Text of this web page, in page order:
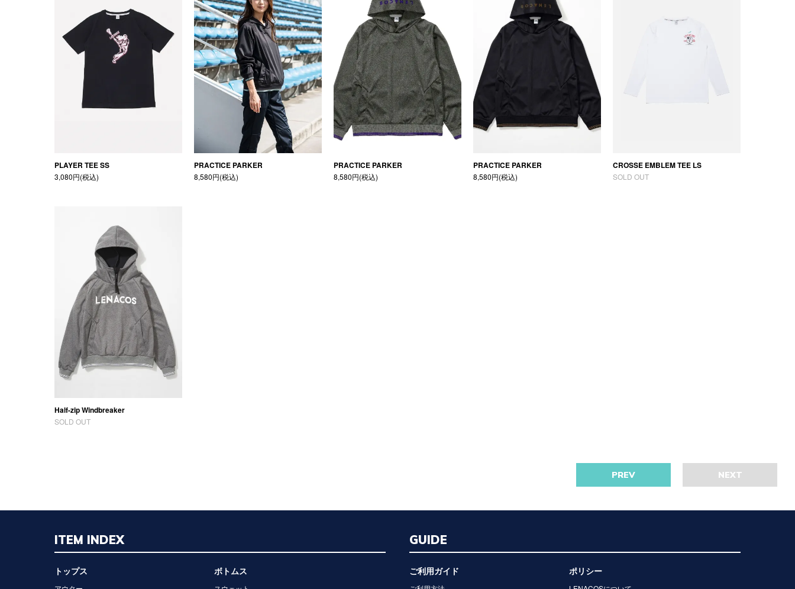
PLAYER TEE SS
3,080円(税込)
PRACTICE PARKER
8,580円(税込)
PRACTICE PARKER
8,580円(税込)
PRACTICE PARKER
8,580円(税込)
CROSSE EMBLEM TEE LS
SOLD OUT
Half-zip Windbreaker
SOLD OUT
PREV NEXT
ITEM INDEX
トップス ボトムス
GUIDE
ご利用ガイド ポリシー